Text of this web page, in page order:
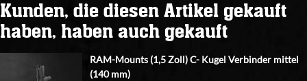
Kunden, die diesen Artikel gekauft
haben, haben auch gekauft
RAM-Mounts (1,5 Zoll) C- Kugel Verbinder mittel
(140 mm)